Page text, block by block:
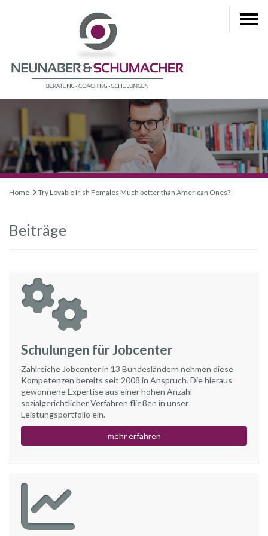
Home Try Lovable Irish Females Much better than American Ones?
Beiträge
Schulungen für Jobcenter
Zahlreiche Jobcenter in 13 Bundesländern nehmen diese
Kompetenzen bereits seit 2008 in Anspruch. Die hieraus
gewonnene Expertise aus einer hohen Anzahl
sozialgerichtlicher Verfahren fließen in unser
Leistungsportfolio ein.
mehr erfahren